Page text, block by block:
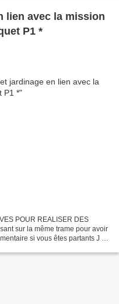
lien avec la mission
P1 *
POUR REALISER DES
sur la même trame pour avoir
si vous êtes partants J e